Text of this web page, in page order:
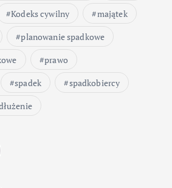
Kodeks cywilny
majątek
planowanie spadkowe
prawo
spadek
spadkobiercy